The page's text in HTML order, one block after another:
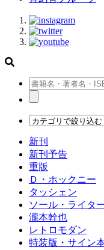
新刊
新刊予告
重版
Ｄ・ホックニー
タッシェン
ソール・ライタ
瀧本幹也
レトロモダン
特装版・サイン